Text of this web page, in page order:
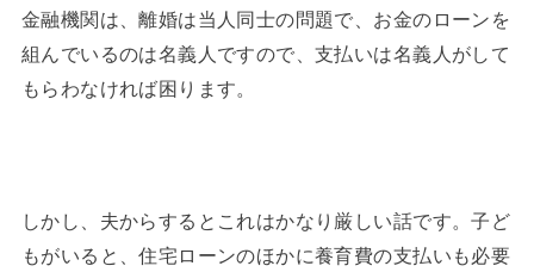
金融機関は、離婚は当人同士の問題で、お金のローンを
組んでいるのは名義人ですので、支払いは名義人がして
もらわなければ困ります。
しかし、夫からするとこれはかなり厳しい話です。子ど
もがいると、住宅ローンのほかに養育費の支払いも必要